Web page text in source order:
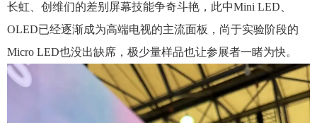
长虹、创维们的差别屏幕技能争奇斗艳，此中Mini LED、
OLED已经逐渐成为高端电视的主流面板，尚于实验阶段的
Micro LED也没出缺席，极少量样品也让参展者一睹为快。